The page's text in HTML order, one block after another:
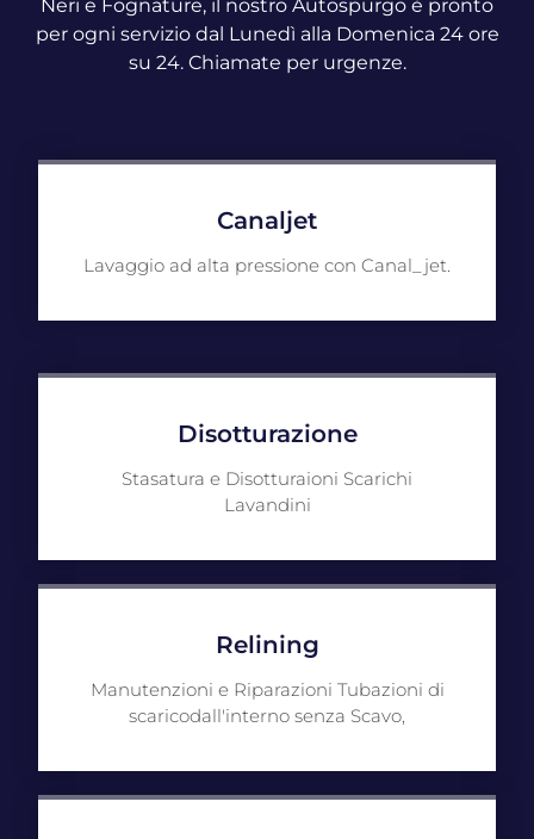
Neri e Fognature, il nostro Autospurgo è pronto
per ogni servizio dal Lunedì alla Domenica 24 ore
su 24. Chiamate per urgenze.
Canaljet
Lavaggio ad alta pressione con Canal_jet.
Disotturazione
Stasatura e Disotturaioni Scarichi
Lavandini
Relining
Manutenzioni e Riparazioni Tubazioni di
scaricodall'interno senza Scavo,